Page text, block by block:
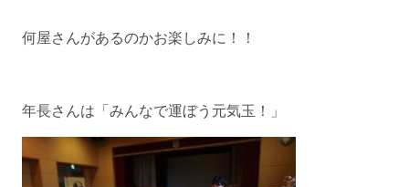
何屋さんがあるのかお楽しみに！！
年長さんは「みんなで運ぼう元気玉！」